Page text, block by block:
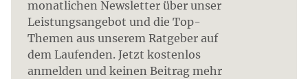
monatlichen Newsletter über unser
Leistungsangebot und die Top-
Themen aus unserem Ratgeber auf
dem Laufenden. Jetzt kostenlos
anmelden und keinen Beitrag mehr